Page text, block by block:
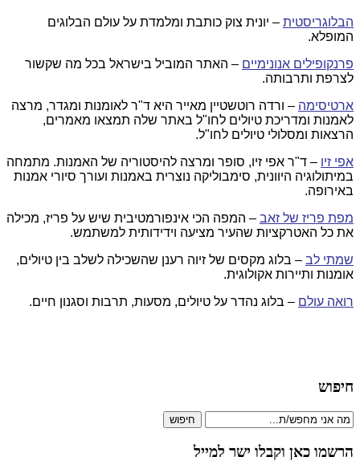
הבלוגריסטית – יונית צוק כותבת ומלמדת על עולם הבלוגים
המופלא.
פרנקופילים אנונימיים – האתר המוביל בישראל בכל מה שקשור
לצרפת ותרבותה.
ארטיסימה – ורדה רוטשטיין מאייר היא ד"ר לאומנות ומגדר, מרצה
לאמנות ומדריכת טיולים לחו"ל באתר שלה תמצאו מאמרים,
הרצאות ומסלולי טיולים לחו"ל.
אפי זיו – ד"ר אפי זיו, סופר ומרצה להיסטוריה של האמנות. מתמחה
במיתולוגיה היוונית, סימבוליקה נוצרית באמנות ועורך סיורי אמנות
באירופה.
מפת פריז של זאב – המפה הכי אינפורמטיבית שיש על פריז, מכילה
את כל האטרקציות שהעיר מציעה וידידותית למשתמש.
שמתי לב – בלוג מקסים של זיוה רענן שהשכילה לשלב בין טיולים,
אומנות ותיירות אקולוגית.
רואה עולם – בלוג נהדר על טיולים, מסעות, תרבות וסגנון חיים.
חיפוש
חיפוש
הרשמו כאן וקבלו ישר למייל